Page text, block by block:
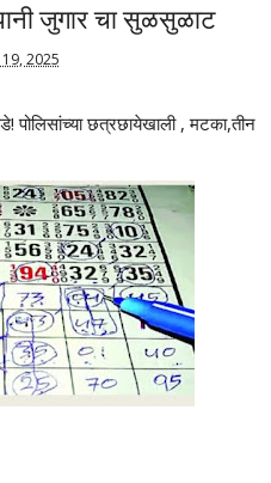
जुगार चा सुळसुळाट
2025
छत्रछायेखाली , मटका,तीन